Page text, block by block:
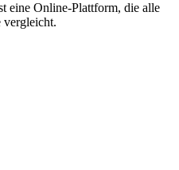
eine Online-Plattform, die alle
vergleicht.